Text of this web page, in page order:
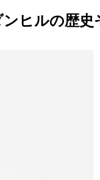
ヒルの歴史